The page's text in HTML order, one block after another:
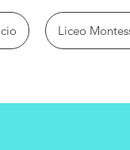
Liceo